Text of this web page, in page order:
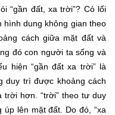
“gần đất, xa trời”? Có lối
hình dung không gian theo
cách giữa mặt đất và
đó con người ta sống và
hiện “gần đất xa trời” là
duy trì được khoảng cách
hơn. “trời” theo tư duy
lên mặt đất. Do đó, “xa